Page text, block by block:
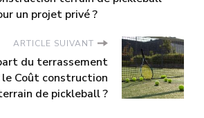
un projet privé ?
ARTICLE SUIVANT
du terrassement
Coût construction
de pickleball ?